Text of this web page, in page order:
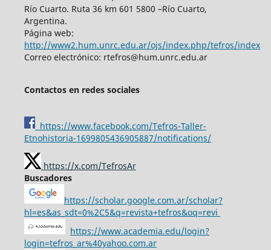
Río Cuarto. Ruta 36 km 601 5800 –Río Cuarto,
Argentina.
Página web:
http://www2.hum.unrc.edu.ar/ojs/index.php/tefros/index
Correo electrónico: rtefros@hum.unrc.edu.ar
Contactos en redes sociales
https://www.facebook.com/Tefros-Taller-
Etnohistoria-1699805436905887/notifications/
https://x.com/TefrosAr
Buscadores
https://scholar.google.com.ar/scholar?
hl=es&as_sdt=0%2C5&q=revista+tefros&oq=revi
https://www.academia.edu/login?
login=tefros_ar%40yahoo.com.ar